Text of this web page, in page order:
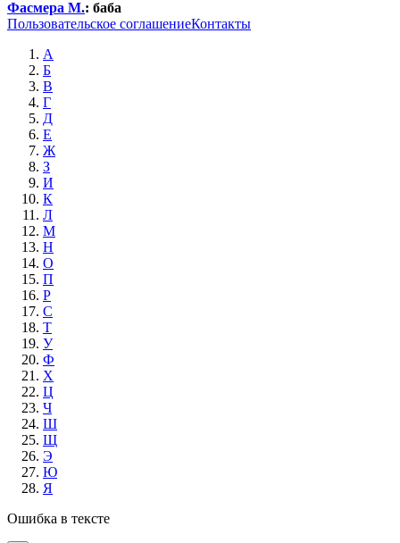
Фасмера М.: баба
Пользовательское соглашениеКонтакты
А
Б
В
Г
Д
Е
Ж
З
И
К
Л
М
Н
О
П
Р
С
Т
У
Ф
Х
Ц
Ч
Ш
Щ
Э
Ю
Я
Ошибка в тексте